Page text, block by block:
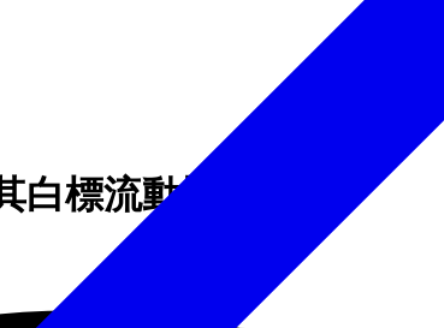
標流動性產品